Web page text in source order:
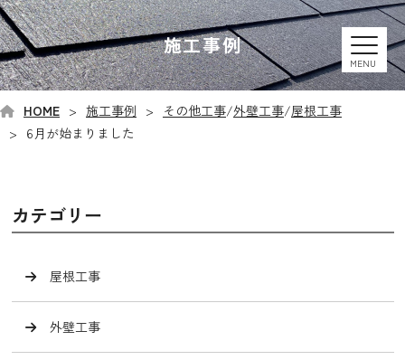
MENU
施工事例
HOME 施工事例 その他工事/外壁工事/屋根工事
6月が始まりました
カテゴリー
屋根工事
外壁工事